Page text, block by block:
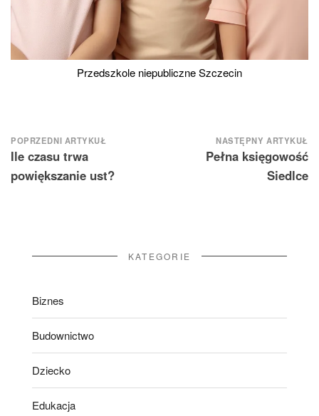
Przedszkole niepubliczne Szczecin
Nawigacja
wpisu
POPRZEDNI ARTYKUŁ
Ile czasu trwa
powiększanie ust?
NASTĘPNY ARTYKUŁ
Pełna księgowość
Siedlce
KATEGORIE
Biznes
Budownictwo
Dziecko
Edukacja